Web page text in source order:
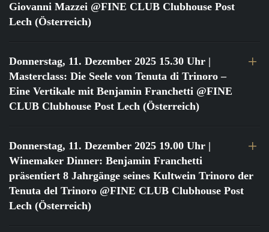
Giovanni Mazzei @FINE CLUB Clubhouse Post
Lech (Österreich)
Donnerstag, 11. Dezember 2025 15.30 Uhr |
Masterclass: Die Seele von Tenuta di Trinoro –
Eine Vertikale mit Benjamin Franchetti @FINE
CLUB Clubhouse Post Lech (Österreich)
Donnerstag, 11. Dezember 2025 19.00 Uhr |
Winemaker Dinner: Benjamin Franchetti
präsentiert 8 Jahrgänge seines Kultwein Trinoro der
Tenuta del Trinoro @FINE CLUB Clubhouse Post
Lech (Österreich)